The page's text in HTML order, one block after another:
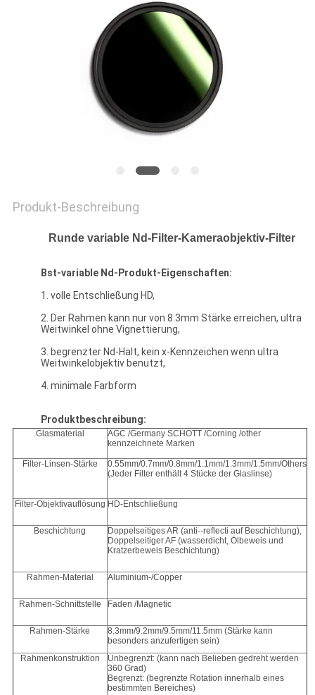
Produkt-Beschreibung
Runde variable Nd-Filter-Kameraobjektiv-Filter
Bst-variable Nd- Produkt-Eigenschaften:
1. volle Entschließung HD,
2. Der Rahmen kann nur von 8.3mm Stärke erreichen, ultra
Weitwinkel ohne Vignettierung,
3. begrenzter Nd-Halt, kein x-Kennzeichen wenn ultra
Weitwinkelobjektiv benutzt,
4. minimale Farbform
Produktbeschreibung:
Glasmaterial
AGC /Germany SCHOTT /Corning /other
kennzeichnete Marken
Filter-Linsen-Stärke
0.55mm/0.7mm/0.8mm/1.1mm/1.3mm/1.5mm/Others
(Jeder Filter enthält 4 Stücke der Glaslinse)
Filter-Objektivauflösung HD-Entschließung
Beschichtung
Doppelseitiges AR (anti--reflecti auf Beschichtung),
Doppelseitiger AF (wasserdicht, Ölbeweis und
Kratzerbeweis Beschichtung)
Rahmen-Material Aluminium-/Copper
Rahmen-Schnittstelle Faden /Magnetic
Rahmen-Stärke
8.3mm/9.2mm/9.5mm/11.5mm (Stärke kann
besonders anzufertigen sein)
Rahmenkonstruktion
Unbegrenzt: (kann nach Belieben gedreht werden
360 Grad)
Begrenzt: (begrenzte Rotation innerhalb eines
bestimmten Bereiches)